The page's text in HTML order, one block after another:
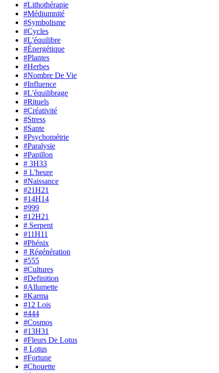
#Lithothérapie
#Médiumnité
#Symbolisme
#Cycles
#L'équilibre
#Énergétique
#Plantes
#Herbes
#Nombre De Vie
#Influence
#L'équilibrage
#Rituels
#Créativité
#Stress
#Sante
#Psychométrie
#Paralysie
#Papillon
# 3H33
# L'heure
#Naissance
#21H21
#14H14
#999
#12H21
# Serpent
#11H11
#Phénix
# Régénération
#555
#Cultures
#Definition
#Allumette
#Karma
#12 Lois
#444
#Cosmos
#13H31
#Fleurs De Lotus
# Lotus
#Fortune
#Chouette